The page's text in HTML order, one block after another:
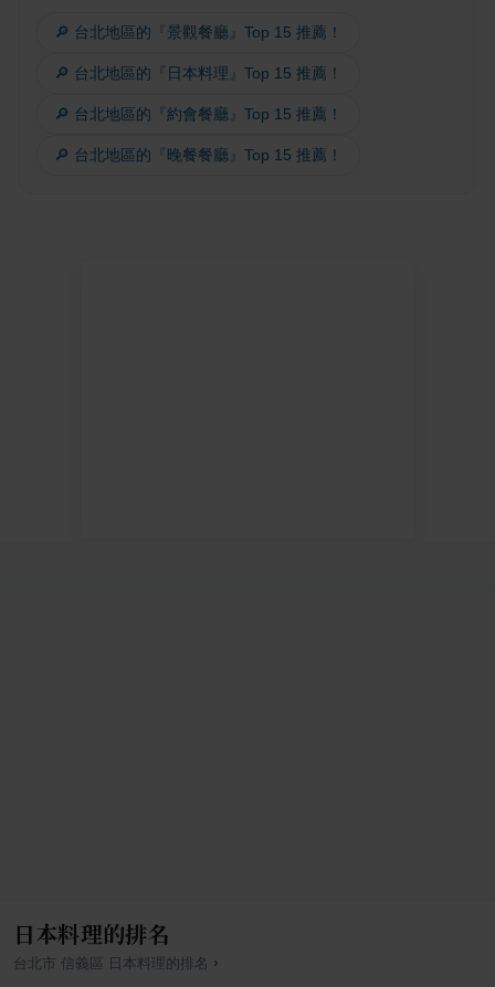
🔎 台北地區的『景觀餐廳』Top 15 推薦！
🔎 台北地區的『日本料理』Top 15 推薦！
🔎 台北地區的『約會餐廳』Top 15 推薦！
🔎 台北地區的『晚餐餐廳』Top 15 推薦！
日本料理的排名
台北市 信義區 日本料理的排名 ›